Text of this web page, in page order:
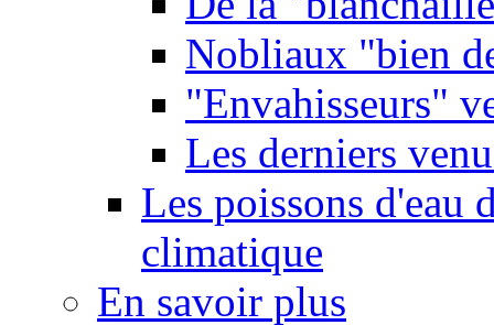
Nobliaux "bien
"Envahisseurs"
Les derniers
Les poissons d'eau
climatique
En savoir plus